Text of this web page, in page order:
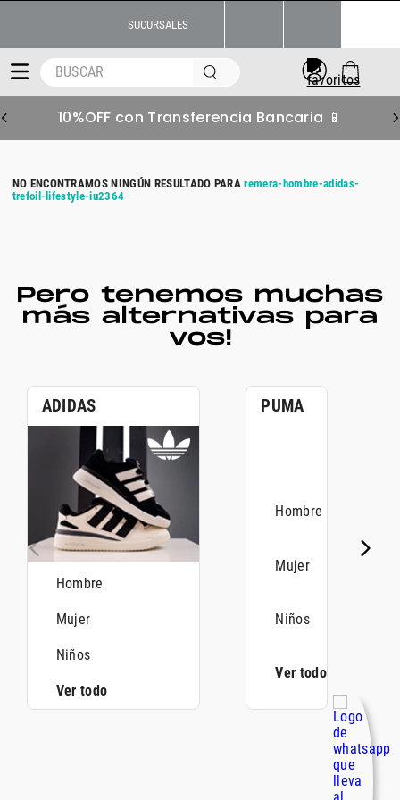
SUCURSALES
BUSCAR
10%OFF con Transferencia Bancaria 📱
remera-hombre-adidas-
trefoil-lifestyle-iu2364
Pero tenemos muchas
más alternativas para
vos!
ADIDAS
Hombre
Mujer
Niños
Ver todo